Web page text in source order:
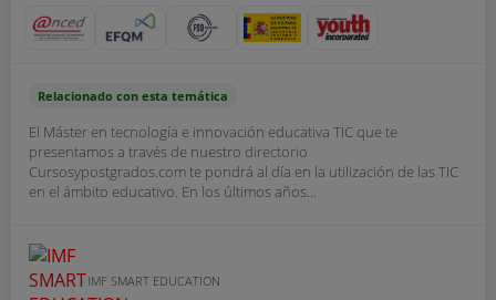
Relacionado con esta temática
El Máster en tecnología e innovación educativa TIC que te
presentamos a través de nuestro directorio
Cursosypostgrados.com te pondrá al día en la utilización de las TIC
en el ámbito educativo. En los últimos años...
IMF SMART EDUCATION